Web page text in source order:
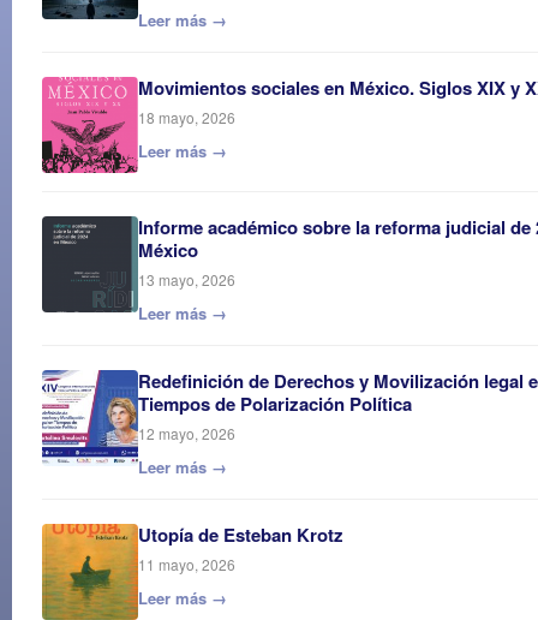
Leer más →
Movimientos sociales en México. Siglos XIX y
18 mayo, 2026
Leer más →
Informe académico sobre la reforma judicial de
México
13 mayo, 2026
Leer más →
Redefinición de Derechos y Movilización legal
Tiempos de Polarización Política
12 mayo, 2026
Leer más →
Utopía de Esteban Krotz
11 mayo, 2026
Leer más →